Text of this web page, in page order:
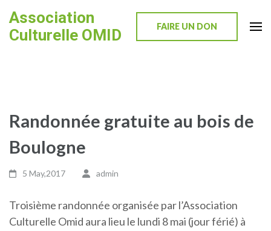
to
content
Association
Culturelle OMID
FAIRE UN DON
Randonnée gratuite au bois de
Boulogne
5 May,2017 admin
Troisième randonnée organisée par l’Association
Culturelle Omid aura lieu le lundi 8 mai (jour férié) à